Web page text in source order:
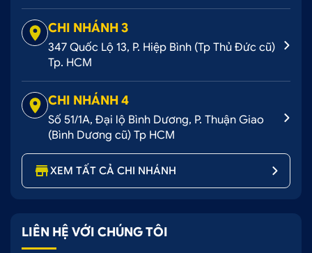
CHI NHÁNH 3
347 Quốc Lộ 13, P. Hiệp Bình (Tp Thủ Đức cũ)
Tp. HCM
CHI NHÁNH 4
Số 51/1A, Đại lộ Bình Dương, P. Thuận Giao
(Bình Dương cũ) Tp HCM
XEM TẤT CẢ CHI NHÁNH
LIÊN HỆ VỚI CHÚNG TÔI